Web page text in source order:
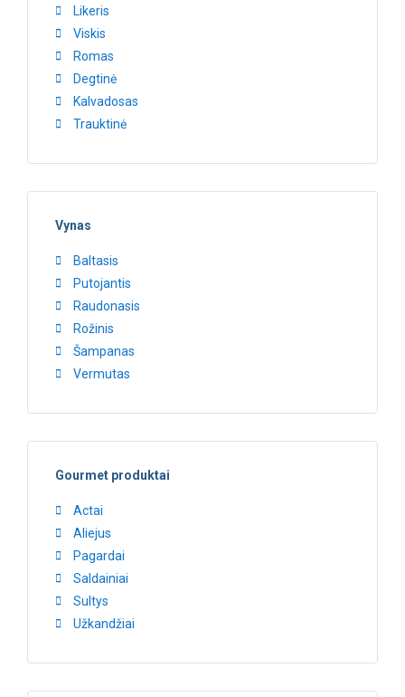
Likeris
Viskis
Romas
Degtinė
Kalvadosas
Trauktinė
Vynas
Baltasis
Putojantis
Raudonasis
Rožinis
Šampanas
Vermutas
Gourmet produktai
Actai
Aliejus
Pagardai
Saldainiai
Sultys
Užkandžiai